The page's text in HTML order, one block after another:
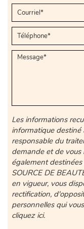
Les informations
informatique destiné
responsable du
demande et de vous
également
SOURCE DE
en vigueur, vous
rectification,
personnelles qui
cliquez ici.